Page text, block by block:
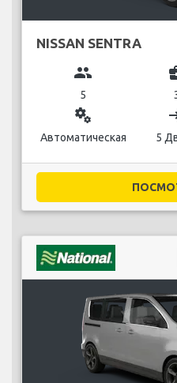
NISSAN SENTRA
group
5
miscellaneous_services
Автоматическая 5